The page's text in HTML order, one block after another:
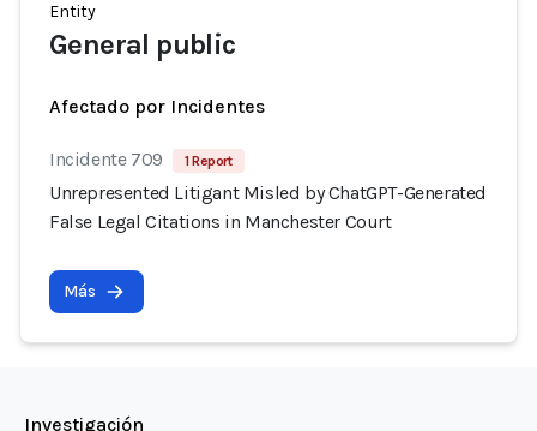
Entity
General public
Afectado por Incidentes
Incidente 709 1 Report
Unrepresented Litigant Misled by ChatGPT-Generated
False Legal Citations in Manchester Court
Más
Investigación